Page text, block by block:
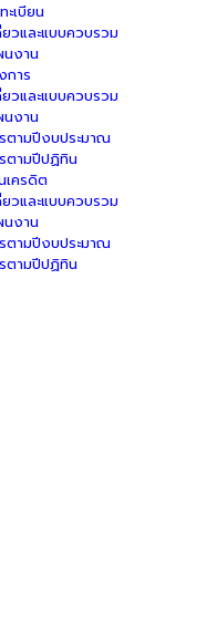
เบียน
วและแบบควบรวม
นงาน
การ
วและแบบควบรวม
นงาน
ตามปีงบประมาณ
ตามปีปฏิทิน
เครดิต
วและแบบควบรวม
นงาน
ตามปีงบประมาณ
ตามปีปฏิทิน